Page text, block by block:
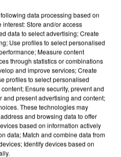
data processing based on
Store and/or access
data to select advertising; Create
Use profiles to select personalised
Measure content
through statistics or combinations
and improve services; Create
profiles to select personalised
Ensure security, prevent and
and present advertising and content;
These technologies may
and browsing data to offer
based on information actively
data; Match and combine data from
Identify devices based on